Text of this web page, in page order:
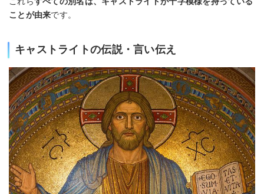
ことが由来です。
キャストライトの伝説・言い伝え